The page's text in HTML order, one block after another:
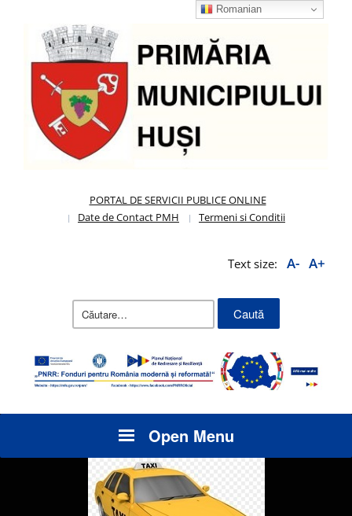
PORTAL DE SERVICII PUBLICE ONLINE
Date de Contact PMH
Termeni si Conditii
Text size: A- A+
Caută
Open Menu
Romanian